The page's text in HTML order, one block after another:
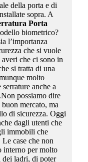
della porta e di
sopra. A
Porta
biometrico?
l’importanza
che si vuole
che ci sono in
si tratta di una
molto
anche a
possiamo dire
mercato, ma
di sicurezza. Oggi
dagli utenti che
immobili che
case che non
interno per molto
dei ladri, di poter